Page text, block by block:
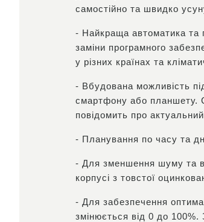
самостійно та швидко
- Найкраща автоматика та
заміни програмного
у різних країнах та
- Вбудована можливість
смартфону або планшету.
повідомить про
- Планування по часу та
- Для зменшення шуму та
корпусі з товстої
- Для забезпечення
змінюється від 0 до 100%.